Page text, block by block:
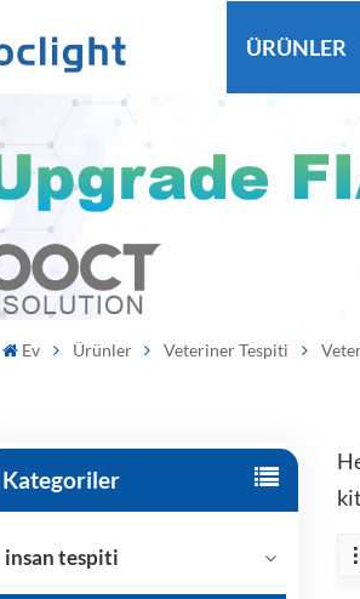
ÜRÜNLER
Ev Ürünler Veteriner Tespiti
Kategoriler
insan tespiti